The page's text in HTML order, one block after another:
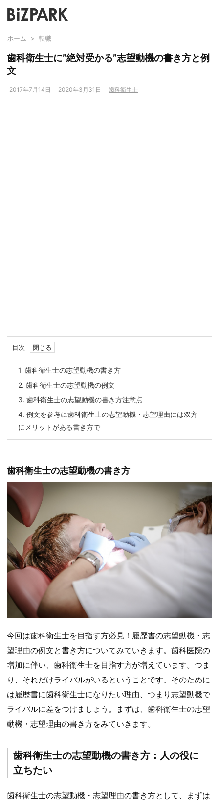
ホーム > 転職
歯科衛生士に”絶対受かる”志望動機の書き方と例
文
2017年7月14日 2020年3月31日 歯科衛生士
目次
1. 歯科衛生士の志望動機の書き方
2. 歯科衛生士の志望動機の例文
3. 歯科衛生士の志望動機の書き方注意点
4. 例文を参考に歯科衛生士の志望動機・志望理由には双方
にメリットがある書き方で
歯科衛生士の志望動機の書き方
今回は歯科衛生士を目指す方必見！履歴書の志望動機・志
望理由の例文と書き方についてみていきます。歯科医院の
増加に伴い、歯科衛生士を目指す方が増えています。つま
り、それだけライバルがいるということです。そのために
は履歴書に歯科衛生士になりたい理由、つまり志望動機で
ライバルに差をつけましょう。まずは、歯科衛生士の志望
動機・志望理由の書き方をみていきます。
歯科衛生士の志望動機の書き方：人の役に
立ちたい
歯科衛生士の志望動機・志望理由の書き方として、まずは